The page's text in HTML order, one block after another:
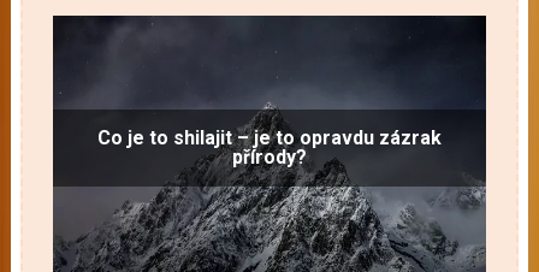
Co je to shilajit – je to opravdu zázrak
přírody?